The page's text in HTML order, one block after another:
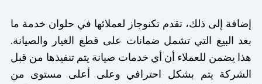
إضافة إلى ذلك، تقدم تكنوجاز لعملائها في حلوان خدمة ما
بعد البيع التي تشمل ضمانات على قطع الغيار والصيانة.
هذا يضمن للعملاء أن أي خدمات صيانة يتم تنفيذها من قبل
الشركة يتم بشكل احترافي وعلى أعلى مستوى من